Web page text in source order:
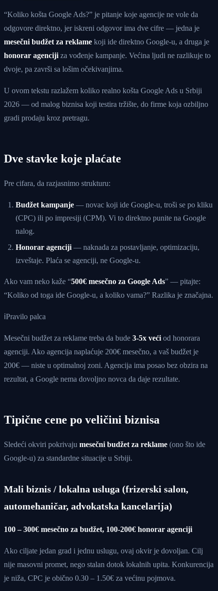
“Koliko košta Google Ads?” je pitanje koje agencije ne vole da
odgovore direktno, jer iskreni odgovor ima dve cifre — jedna je
mesečni budžet za reklame koji ide direktno Google-u, a druga je
honorar agenciji za vođenje kampanje. Većina ljudi ne razlikuje to
dvoje, pa završi sa lošim očekivanjima.
U ovom tekstu razlažem koliko realno košta Google Ads u Srbiji
2026 — od malog biznisa koji testira tržište, do firme koja ozbiljno
gradi prodaju kroz pretragu.
Dve stavke koje plaćate
Pre cifara, da razjasnimo strukturu:
Budžet kampanje — novac koji ide Google-u, troši se po kliku
(CPC) ili po impresiji (CPM). Vi to direktno punite na Google
nalog.
Honorar agenciji — naknada za postavljanje, optimizaciju,
izveštaje. Plaća se agenciji, ne Google-u.
Ako vam neko kaže “500€ mesečno za Google Ads” — pitajte:
“Koliko od toga ide Google-u, a koliko vama?” Razlika je značajna.
ℹPravilo palca
Mesečni budžet za reklame treba da bude 3-5x veći od honorara
agenciji. Ako agencija naplaćuje 200€ mesečno, a vaš budžet je
200€ — niste u optimalnoj zoni. Agencija ima posao bez obzira na
rezultat, a Google nema dovoljno novca da daje rezultate.
Tipične cene po veličini biznisa
Sledeći okviri pokrivaju mesečni budžet za reklame (ono što ide
Google-u) za standardne situacije u Srbiji.
Mali biznis / lokalna usluga (frizerski salon,
automehaničar, advokatska kancelarija)
100 – 300€ mesečno za budžet, 100-200€ honorar agenciji
Ako ciljate jedan grad i jednu uslugu, ovaj okvir je dovoljan. Cilj
nije masovni promet, nego stalan dotok lokalnih upita. Konkurencija
je niža, CPC je obično 0.30 – 1.50€ za većinu pojmova.